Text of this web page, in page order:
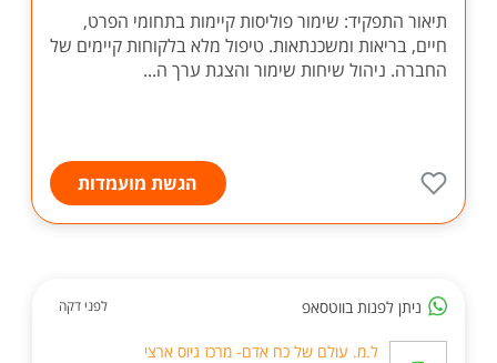
תיאור התפקיד: שימור פוליסות קיימות בתחומי הפרט,
חיים, בריאות ומשכנתאות. טיפול מלא בלקוחות קיימים של
החברה. ניהול שיחות שימור והצגת ערך ה...
הגשת מועמדות
ניתן לפנות בווטסאפ לפני דקה
ל.מ. עולם של כח אדם- מרכז גיוס ארצי